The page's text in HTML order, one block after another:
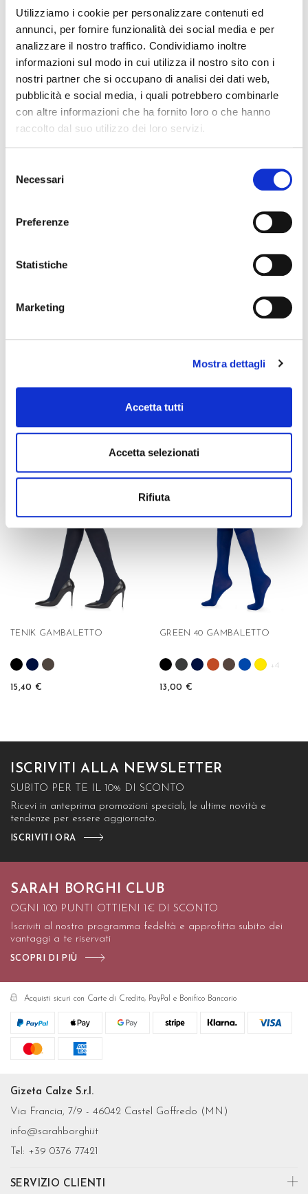
Utilizziamo i cookie per personalizzare contenuti ed
annunci, per fornire funzionalità dei social media e per
analizzare il nostro traffico. Condividiamo inoltre
informazioni sul modo in cui utilizza il nostro sito con i
nostri partner che si occupano di analisi dei dati web,
pubblicità e social media, i quali potrebbero combinarle
con altre informazioni che ha fornito loro o che hanno
raccolto dal suo utilizzo dei loro servizi.
delNecessari
Preferenze
Statistiche
Marketing
Mostra dettagli
Accetta tutti
Accetta selezionati
Rifiuta
Gambaletto a coste in microfibra, morbidissimo al tatto e
molto confortevole grazie al polsino che non stringe. Puoi avere
nell'armadio un colore per ogni occasione e outfit, osando
abbinamenti molto originali o più bon ton nelle varianti
classiche. La mano setosa di questo gambaletto lo renderà un
accessorio da usare tutti i giorni e a cui non puoi rinunciare.
MADE IN ITALY
+4
COMFORT
6,50 €
favorite_border
TENIK GAMBALETTO
15,40 €
favorite_border
GREEN 40 GAMBALETTO
+4
13,00 €
ISCRIVITI ALLA NEWSLETTER
SUBITO PER TE IL 10% DI SCONTO
Ricevi in anteprima promozioni speciali, le ultime novità e
tendenze per essere aggiornato.
ISCRIVITI ORA
SARAH BORGHI CLUB
OGNI 100 PUNTI OTTIENI 1€ DI SCONTO
Iscriviti al nostro programma fedeltà e approfitta subito dei
vantaggi a te riservati
SCOPRI DI PIÙ
Acquisti sicuri con Carte di Credito, PayPal e Bonifico Bancario
Gizeta Calze S.r.l.
Via Francia, 7/9 - 46042 Castel Goffredo (MN)
info@sarahborghi.it
Tel: +39 0376 77421
SERVIZIO CLIENTI